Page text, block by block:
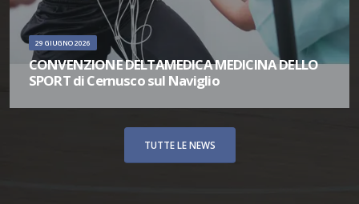
29 GIUGNO 2026
CONVENZIONE DELTAMEDICA MEDICINA DELLO
SPORT di Cernusco sul Naviglio
TUTTE LE NEWS